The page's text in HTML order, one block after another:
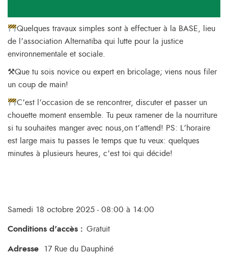
Quelques travaux simples sont à effectuer à la BASE, lieu
de l’association Alternatiba qui lutte pour la justice
environnementale et sociale.
⚒Que tu sois novice ou expert en bricolage; viens nous filer
un coup de main!
C’est l’occasion de se rencontrer, discuter et passer un
chouette moment ensemble. Tu peux ramener de la nourriture
si tu souhaites manger avec nous,on t’attend! PS: L’horaire
est large mais tu passes le temps que tu veux: quelques
minutes à plusieurs heures, c’est toi qui décide!
Samedi 18 octobre 2025 - 08:00 à 14:00
Conditions d'accès : Gratuit
Adresse
17 Rue du Dauphiné